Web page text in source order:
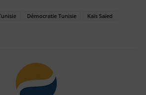
Démocratie Tunisie
Kaïs Saïed